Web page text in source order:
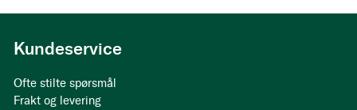
Kundeservice
Ofte stilte spørsmål
Frakt og levering